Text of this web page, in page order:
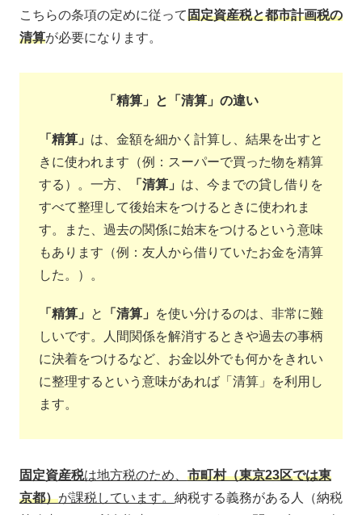
こちらの条項の定めに従って固定資産税と都市計画税の
清算が必要になります。
「精算」と「清算」の違い
「精算」 は、金額を細かく計算し、結果を出すと
きに使われます（例：スーパーで買った物を精算
する）。一方、
「清算」 は、今までの貸し借りを
すべて整理して後始末をつけるときに使われま
す。また、過去の関係に始末をつけるという意味
もあります（例：友人から借りていたお金を清算
した。）。
「精算」 と 「清算」
を使い分けるのは、非常に難
しいです。人間関係を解消するときや過去の事柄
に決着をつけるなど、お金以外でも何かをきれい
に整理するという意味があれば「清算」を利用し
ます。
固定資産税は地方税のため、 市町村（東京23区では東
京都）が課税しています。 納税する義務がある人（納税